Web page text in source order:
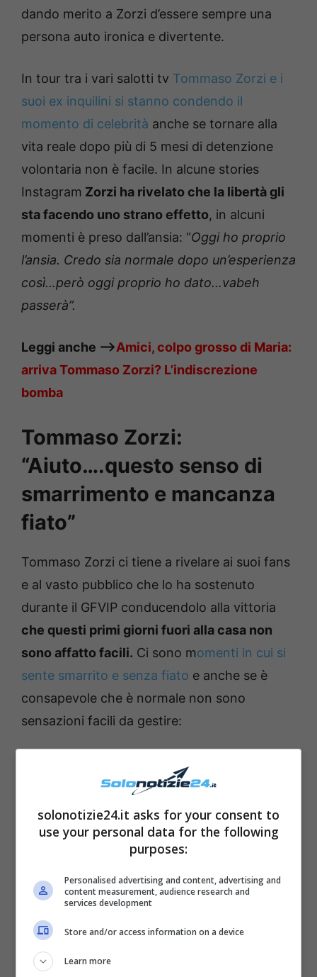
dando merito a Zorzi d’essere sempre una
persona auto ironica e divertente.
In tour tra i vari salotti tv Tommaso Zorzi e i
suoi ex inquilini si stanno condendo il
momento di celebrità anche se tornare alla
vita reale dopo più di 5 mesi di detenzione
volontaria non è facile. In alcune stories
Instagram Zorzi ha rivelato che la libertà gli
sta facendo uno strano effetto, in alcuni
momenti è preso dall’ansia: “Oggi ho proprio
l’ansia. Credo sia normale dopo un’esperienza
così…però oggi proprio ho dato…vabeh
passerà”.
Leggi anche —->Amici, colpo grosso di Maria:
arriva Tommaso Zorzi? L’indiscrezione
bomba
Tommaso Zorzi:
“Aiuto….questo senso di
smarrimento e mancanza
fiato”
Tommaso Zorzi ci tiene a rivelare ai suoi fans
e al vasto pubblico che lo ha sostenuto
durante il GFVIP conducendolo alla vittoria
che questi primi giorni fuori alla casa non
sono affatto facili. Ci sono momenti in cui si
sente smarrito e senza fiato e anche se è
consapevole che è normale non sono
sensazioni facili da gestire:
Tommaso Zorzi, il vero
motivo per cui ha litigato con Aurora
Ramazzotti
solonotizie24.it asks for your consent to
use your personal data for the following
purposes:
Personalised advertising and content, advertising and
content measurement, audience research and
services development
Store and/or access information on a device
Learn more